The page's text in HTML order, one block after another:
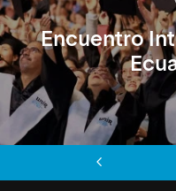
Encuentro